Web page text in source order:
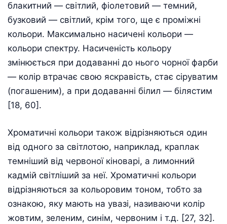
блакитний — світлий, фіолетовий — темний,
бузковий — світлий, крім того, ще є проміжні
кольори. Максимально насичені кольори —
кольори спектру. Насиченість кольору
змінюється при додаванні до нього чорної фарби
— колір втрачає свою яскравість, стає сіруватим
(погашеним), а при додаванні білил — білястим
[18, 60].
Хроматичні кольори також відрізняються один
від одного за світлотою, наприклад, краплак
темніший від червоної кіноварі, а лимонний
кадмій світліший за неї. Хроматичні кольори
відрізняються за кольоровим тоном, тобто за
ознакою, яку мають на увазі, називаючи колір
жовтим, зеленим, синім, червоним і т.д. [27, 32].